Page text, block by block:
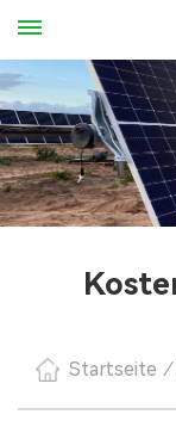
Startseite /